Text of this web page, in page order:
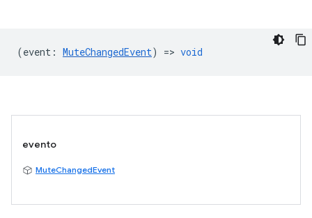
(event : MuteChangedEvent) => void
evento
MuteChangedEvent